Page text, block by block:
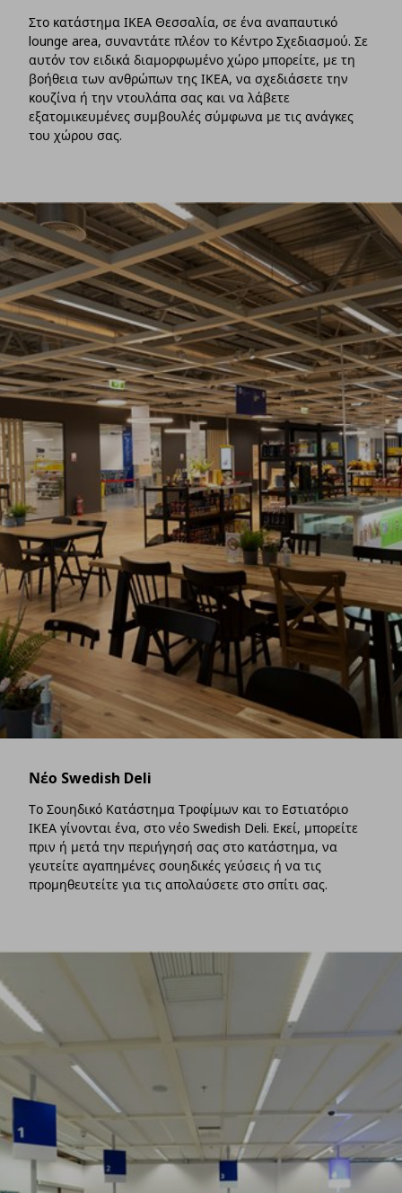
Στο κατάστημα ΙΚΕΑ Θεσσαλία, σε ένα αναπαυτικό
lounge area, συναντάτε πλέον το Κέντρο Σχεδιασμού. Σε
αυτόν τον ειδικά διαμορφωμένο χώρο μπορείτε, με τη
βοήθεια των ανθρώπων της ΙΚΕΑ, να σχεδιάσετε την
κουζίνα ή την ντουλάπα σας και να λάβετε
εξατομικευμένες συμβουλές σύμφωνα με τις ανάγκες
του χώρου σας.
Νέο Swedish Deli
Το Σουηδικό Κατάστημα Τροφίμων και το Εστιατόριο
ΙΚΕΑ γίνονται ένα, στο νέο Swedish Deli. Εκεί, μπορείτε
πριν ή μετά την περιήγησή σας στο κατάστημα, να
γευτείτε αγαπημένες σουηδικές γεύσεις ή να τις
προμηθευτείτε για τις απολαύσετε στο σπίτι σας.